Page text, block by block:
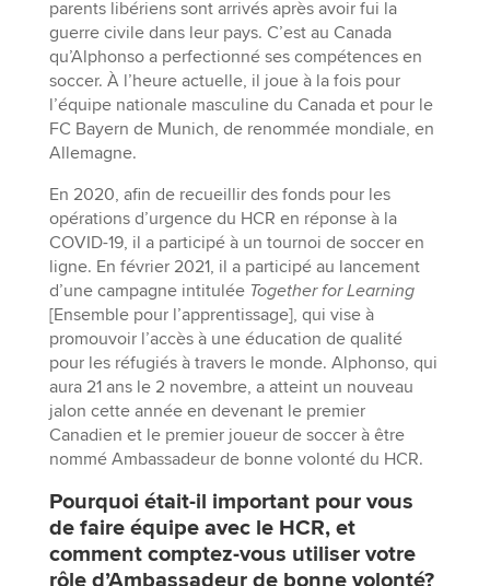
parents libériens sont arrivés après avoir fui la
guerre civile dans leur pays. C’est au Canada
qu’Alphonso a perfectionné ses compétences en
soccer. À l’heure actuelle, il joue à la fois pour
l’équipe nationale masculine du Canada et pour le
FC Bayern de Munich, de renommée mondiale, en
Allemagne.
En 2020, afin de recueillir des fonds pour les
opérations d’urgence du HCR en réponse à la
COVID-19, il a participé à un tournoi de soccer en
ligne. En février 2021, il a participé au lancement
d’une campagne intitulée Together for Learning
[Ensemble pour l’apprentissage], qui vise à
promouvoir l’accès à une éducation de qualité
pour les réfugiés à travers le monde. Alphonso, qui
aura 21 ans le 2 novembre, a atteint un nouveau
jalon cette année en devenant le premier
Canadien et le premier joueur de soccer à être
nommé Ambassadeur de bonne volonté du HCR.
Pourquoi était-il important pour vous
de faire équipe avec le HCR, et
comment comptez-vous utiliser votre